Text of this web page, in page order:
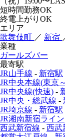
短時間勤務OK
終電上がりOK
エリア
歌舞伎町 ／ 新宿
業種
ガールズバー
最寄駅
JR山手線 - 新宿駅
JR中央本線(東京
JR中央線(快速) -
JR中央・総武線 -
JR埼京線 - 新宿駅
JR湘南新宿ライン
西武新宿線 - 西武